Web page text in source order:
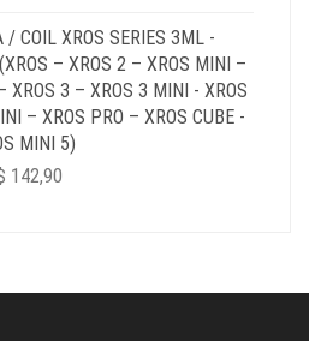
/ COIL XROS SERIES 3ML -
– XROS 2 – XROS MINI –
XROS 3 – XROS 3 MINI - XROS
– XROS PRO – XROS CUBE -
MINI 5)
142,90